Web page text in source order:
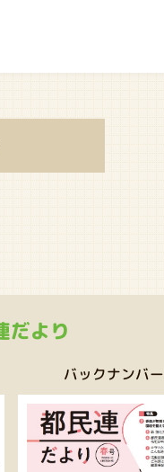
だより
バックナンバー